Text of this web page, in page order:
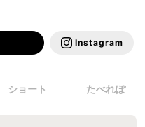
Instagram
ショート たべれぽ